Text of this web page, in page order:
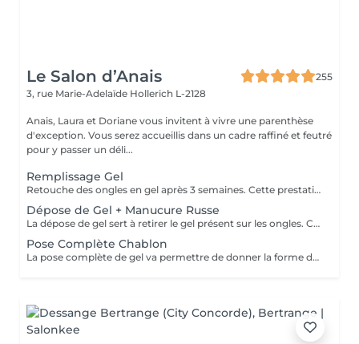
Le Salon d’Anais
255
3, rue Marie-Adelaïde Hollerich L-2128
Anais, Laura et Doriane vous invitent à vivre une parenthèse
d'exception. Vous serez accueillis dans un cadre raffiné et feutré
pour y passer un déli...
Remplissage Gel
Retouche des ongles en gel après 3 semaines. Cette prestation va permettre d'entretenir les ongles en gel en ponçant la surface du gel et en remodelant l'ongle avec une nouvelle couche de gel et de couleur.
Dépose de Gel + Manucure Russe
La dépose de gel sert à retirer le gel présent sur les ongles. Cette prestation comprend le ponçage du gel et une manucure.
Pose Complète Chablon
La pose complète de gel va permettre de donner la forme désirée en rallongeant les ongles (préalablement préparés) par la technique du chablon. Ensuite vient la pose du gel qui sera façonné et enfin la pose de la couleur ou de la French.